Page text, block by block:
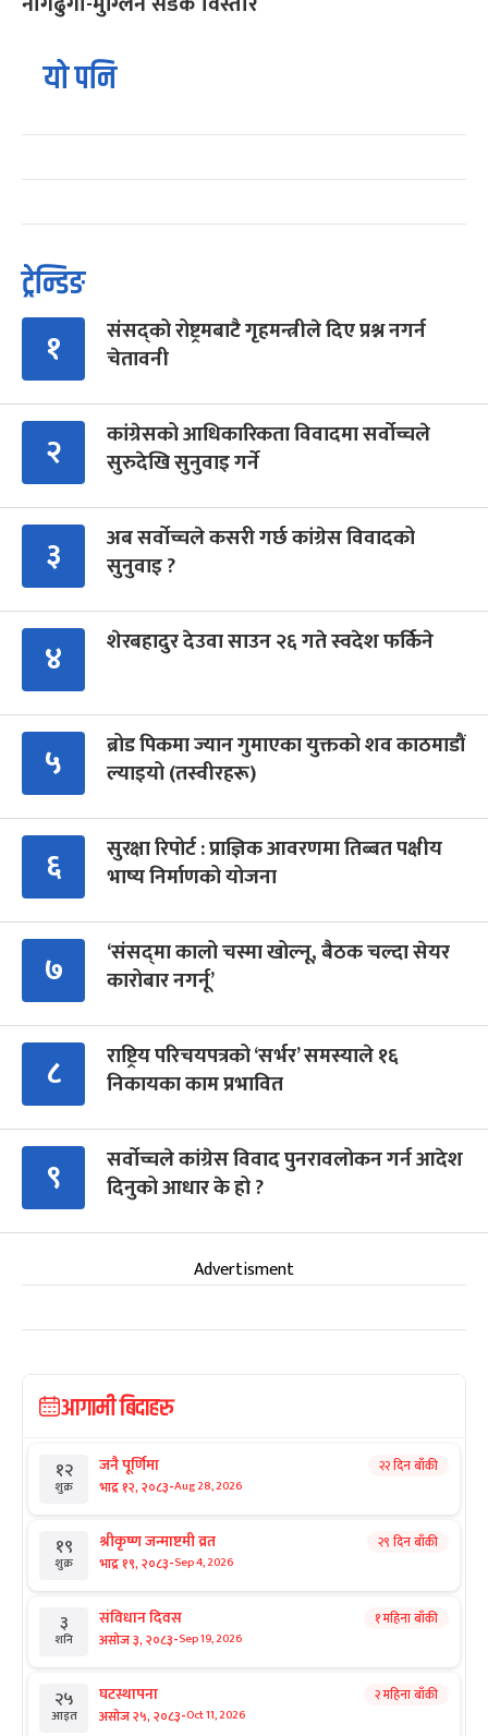
यो पनि
ट्रेन्डिङ
१
संसद्को रोष्ट्रमबाटै गृहमन्त्रीले दिए प्रश्न नगर्न
चेतावनी
२
कांग्रेसको आधिकारिकता विवादमा सर्वोच्चले
सुरुदेखि सुनुवाइ गर्ने
३
अब सर्वोच्चले कसरी गर्छ कांग्रेस विवादको
सुनुवाइ ?
४ शेरबहादुर देउवा साउन २६ गते स्वदेश फर्किने
५
ब्रोड पिकमा ज्यान गुमाएका युक्तको शव काठमाडौं
ल्याइयो (तस्वीरहरू)
६
सुरक्षा रिपोर्ट : प्राज्ञिक आवरणमा तिब्बत पक्षीय
भाष्य निर्माणको योजना
७
‘संसद्‍मा कालो चस्मा खोल्नू, बैठक चल्दा सेयर
कारोबार नगर्नू’
८
राष्ट्रिय परिचयपत्रको ‘सर्भर’ समस्याले १६
निकायका काम प्रभावित
९
सर्वोच्चले कांग्रेस विवाद पुनरावलोकन गर्न आदेश
दिनुको आधार के हो ?
Advertisment
आगामी बिदाहरु
१२
शुक्र
जनै पूर्णिमा
भाद्र १२, २०८३-Aug 28, 2026
२२ दिन बाँकी
१९
शुक्र
श्रीकृष्ण जन्माष्टमी व्रत
भाद्र १९, २०८३-Sep 4, 2026
२९ दिन बाँकी
३
शनि
संविधान दिवस
असोज ३, २०८३-Sep 19, 2026
१ महिना बाँकी
२५
आइत
घटस्थापना
असोज २५, २०८३-Oct 11, 2026
२ महिना बाँकी